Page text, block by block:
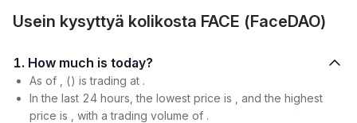
Usein kysyttyä kolikosta FACE (FaceDAO)
1. How much is today?
As of , () is trading at .
In the last 24 hours, the lowest price is , and the highest
price is , with a trading volume of .